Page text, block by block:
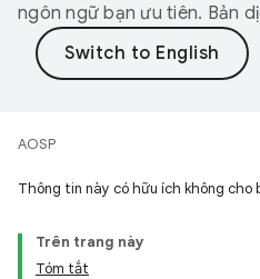
ngôn ngữ bạn ưu tiên. Bản
AOSP
Thông tin này có hữu ích không cho
Trên trang này
Tóm tắt